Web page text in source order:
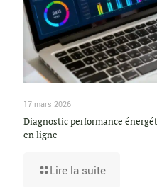
17 mars 2026
Diagnostic performance
en ligne
Lire la suite